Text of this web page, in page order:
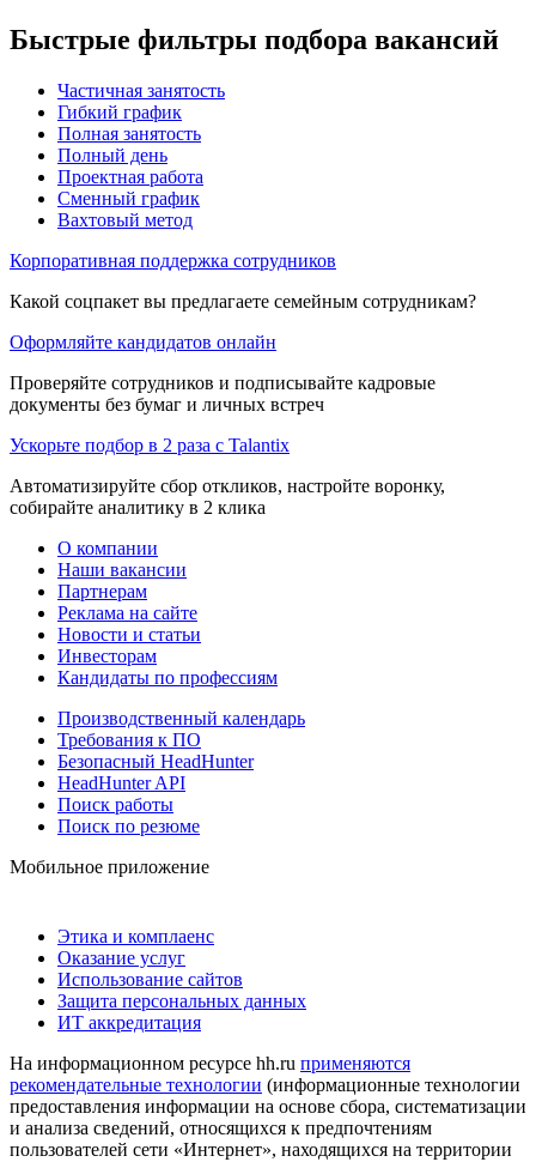
Быстрые фильтры подбора вакансий
Частичная занятость
Гибкий график
Полная занятость
Полный день
Проектная работа
Сменный график
Вахтовый метод
Корпоративная поддержка сотрудников
Какой соцпакет вы предлагаете семейным сотрудникам?
Оформляйте кандидатов онлайн
Проверяйте сотрудников и подписывайте кадровые
документы без бумаг и личных встреч
Ускорьте подбор в 2 раза с Talantix
Автоматизируйте сбор откликов, настройте воронку,
собирайте аналитику в 2 клика
О компании
Наши вакансии
Партнерам
Реклама на сайте
Новости и статьи
Инвесторам
Кандидаты по профессиям
Производственный календарь
Требования к ПО
Безопасный HeadHunter
HeadHunter API
Поиск работы
Поиск по резюме
Мобильное приложение
Этика и комплаенс
Оказание услуг
Использование сайтов
Защита персональных данных
ИТ аккредитация
На информационном ресурсе hh.ru применяются
рекомендательные технологии (информационные технологии
предоставления информации на основе сбора, систематизации
и анализа сведений, относящихся к предпочтениям
пользователей сети «Интернет», находящихся на территории